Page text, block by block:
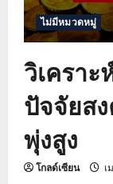
ดอ
ไม่มีหมวดหมู่
วิเครา
ปัจจัยส
พุ่งสูง
โกลด์เซียน เ